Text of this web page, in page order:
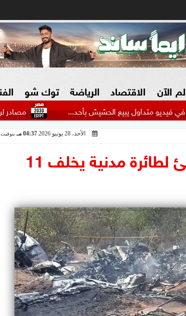
الآن الاقتصاد
الزراعة فى مصر
المسؤولية المجتمعية
الرياضة
بطولات عربية
بطولات عالمية
توك شو
مصادر لرويترز: يبيع الحشيش بأحد...
الأحد، 28 يونيو 2026 04:37 مـ بتوقيت
فرنسا.. سقوط مفاجئ لطائرة مدنية يخلف 11